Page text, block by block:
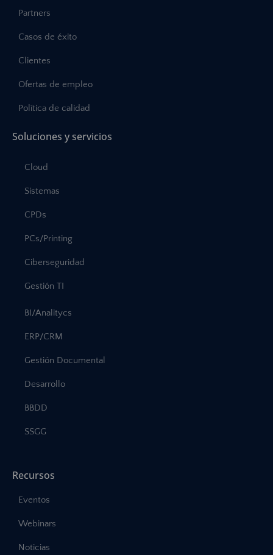
Partners
Casos de éxito
Clientes
Ofertas de empleo
Política de calidad
Soluciones y servicios
Cloud
Sistemas
CPDs
PCs/Printing
Ciberseguridad
Gestión TI
BI/Analitycs
ERP/CRM
Gestión Documental
Desarrollo
BBDD
SSGG
Recursos
Eventos
Webinars
Noticias